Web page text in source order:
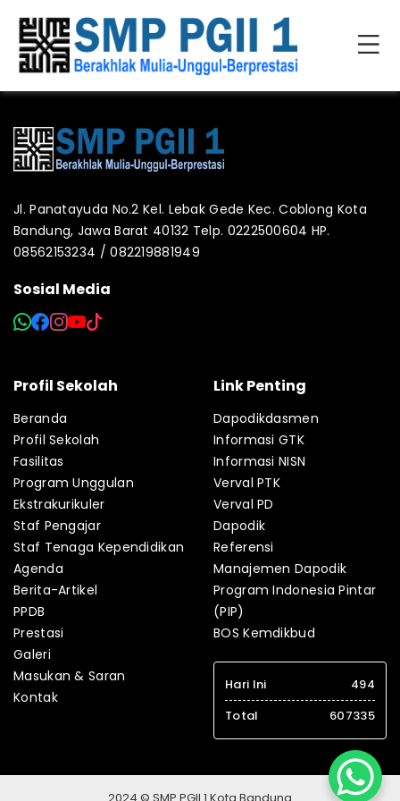
Jl. Panatayuda No.2 Kel. Lebak Gede Kec. Coblong Kota
Bandung, Jawa Barat 40132 Telp. 0222500604 HP.
08562153234 / 082219881949
Sosial Media
Profil Sekolah
Beranda
Profil Sekolah
Fasilitas
Program Unggulan
Ekstrakurikuler
Staf Pengajar
Staf Tenaga Kependidikan
Agenda
Berita-Artikel
PPDB
Prestasi
Galeri
Masukan & Saran
Kontak
Link Penting
Dapodikdasmen
Informasi GTK
Informasi NISN
Verval PTK
Verval PD
Dapodik
Referensi
Manajemen Dapodik
Program Indonesia Pintar
(PIP)
BOS Kemdikbud
Hari Ini
494
Total
607335